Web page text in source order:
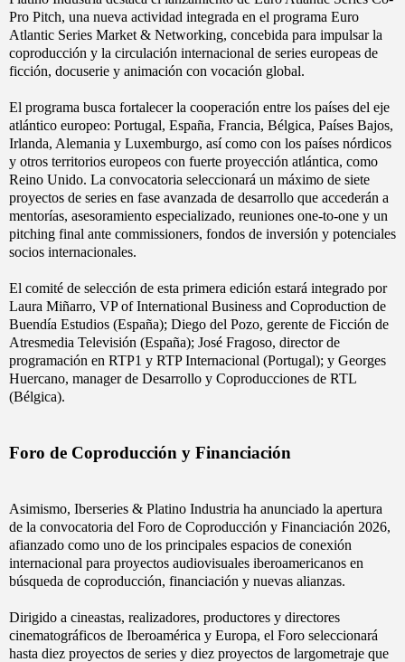
Pro Pitch, una nueva actividad integrada en el programa Euro
Atlantic Series Market & Networking, concebida para impulsar la
coproducción y la circulación internacional de series europeas de
ficción, docuserie y animación con vocación global.
El programa busca fortalecer la cooperación entre los países del eje
atlántico europeo: Portugal, España, Francia, Bélgica, Países Bajos,
Irlanda, Alemania y Luxemburgo, así como con los países nórdicos
y otros territorios europeos con fuerte proyección atlántica, como
Reino Unido. La convocatoria seleccionará un máximo de siete
proyectos de series en fase avanzada de desarrollo que accederán a
mentorías, asesoramiento especializado, reuniones one-to-one y un
pitching final ante commissioners, fondos de inversión y potenciales
socios internacionales.
El comité de selección de esta primera edición estará integrado por
Laura Miñarro, VP of International Business and Coproduction de
Buendía Estudios (España); Diego del Pozo, gerente de Ficción de
Atresmedia Televisión (España); José Fragoso, director de
programación en RTP1 y RTP Internacional (Portugal); y Georges
Huercano, manager de Desarrollo y Coproducciones de RTL
(Bélgica).
Foro de Coproducción y Financiación
Asimismo, Iberseries & Platino Industria ha anunciado la apertura
de la convocatoria del Foro de Coproducción y Financiación 2026,
afianzado como uno de los principales espacios de conexión
internacional para proyectos audiovisuales iberoamericanos en
búsqueda de coproducción, financiación y nuevas alianzas.
Dirigido a cineastas, realizadores, productores y directores
cinematográficos de Iberoamérica y Europa, el Foro seleccionará
hasta diez proyectos de series y diez proyectos de largometraje que